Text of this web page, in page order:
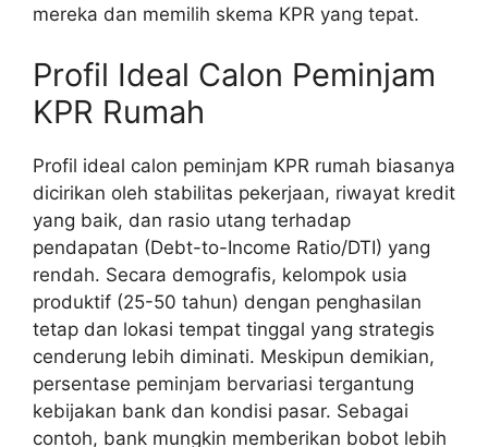
mereka dan memilih skema KPR yang tepat.
Profil Ideal Calon Peminjam
KPR Rumah
Profil ideal calon peminjam KPR rumah biasanya
dicirikan oleh stabilitas pekerjaan, riwayat kredit
yang baik, dan rasio utang terhadap
pendapatan (Debt-to-Income Ratio/DTI) yang
rendah. Secara demografis, kelompok usia
produktif (25-50 tahun) dengan penghasilan
tetap dan lokasi tempat tinggal yang strategis
cenderung lebih diminati. Meskipun demikian,
persentase peminjam bervariasi tergantung
kebijakan bank dan kondisi pasar. Sebagai
contoh, bank mungkin memberikan bobot lebih